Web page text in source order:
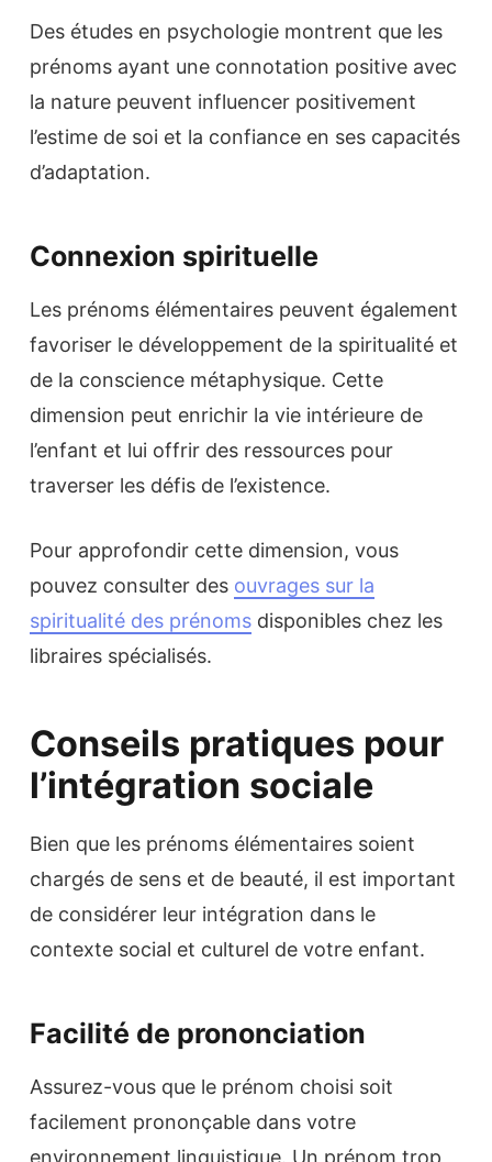
Des études en psychologie montrent que les
prénoms ayant une connotation positive avec
la nature peuvent influencer positivement
l’estime de soi et la confiance en ses capacités
d’adaptation.
Connexion spirituelle
Les prénoms élémentaires peuvent également
favoriser le développement de la spiritualité et
de la conscience métaphysique. Cette
dimension peut enrichir la vie intérieure de
l’enfant et lui offrir des ressources pour
traverser les défis de l’existence.
Pour approfondir cette dimension, vous
pouvez consulter des ouvrages sur la
spiritualité des prénoms disponibles chez les
libraires spécialisés.
Conseils pratiques pour
l’intégration sociale
Bien que les prénoms élémentaires soient
chargés de sens et de beauté, il est important
de considérer leur intégration dans le
contexte social et culturel de votre enfant.
Facilité de prononciation
Assurez-vous que le prénom choisi soit
facilement prononçable dans votre
environnement linguistique. Un prénom trop